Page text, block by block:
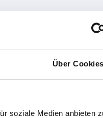
Über Cookies
soziale Medien anbieten